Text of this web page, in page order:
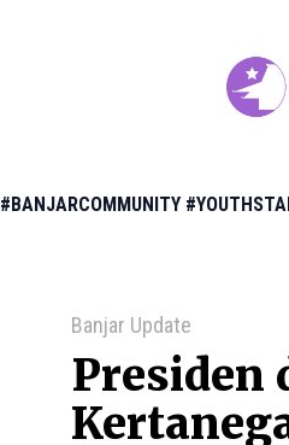
#BANJARCOMMUNITY
Banjar Update
Presiden